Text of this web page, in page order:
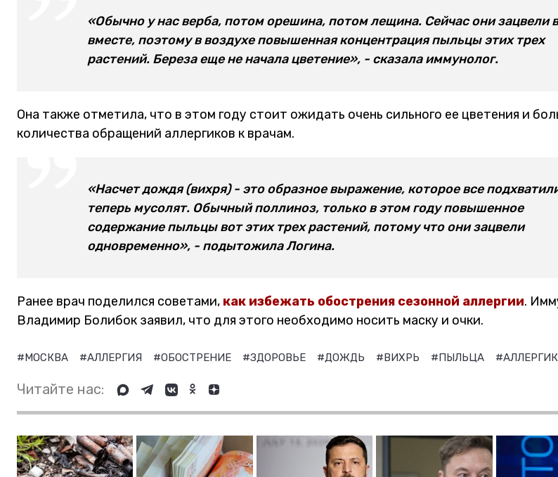
«Обычно у нас верба, потом орешина, потом лещина. Сейчас они зацвели
вместе, поэтому в воздухе повышенная концентрация пыльцы этих трех
растений. Береза еще не начала цветение», - сказала иммунолог.
Она также отметила, что в этом году стоит ожидать очень сильного ее цветения и
количества обращений аллергиков к врачам.
«Насчет дождя (вихря) - это образное выражение, которое все
теперь мусолят. Обычный поллиноз, только в этом году повышенное
содержание пыльцы вот этих трех растений, потому что они зацвели
одновременно», - подытожила Логина.
Ранее врач поделился советами, как избежать обострения сезонной аллергии.
Владимир Болибок заявил, что для этого необходимо носить маску и очки.
#МОСКВА #АЛЛЕРГИЯ #ОБОСТРЕНИЕ #ЗДОРОВЬЕ #ДОЖДЬ #ВИХРЬ #ПЫЛЬЦА #АЛЛЕРГИК
Читайте нас: